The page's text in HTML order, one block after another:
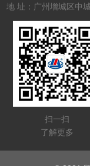
地 址：广州增城区中
扫一扫
了解更多